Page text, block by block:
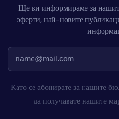
Ще ви информираме за
оферти, най-новите
Като се абонирате за нашите
да получавате нашите